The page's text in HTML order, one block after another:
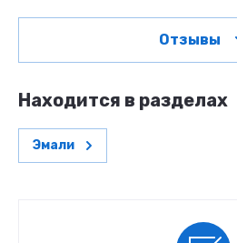
Отзывы
Находится в разделах
Эмали